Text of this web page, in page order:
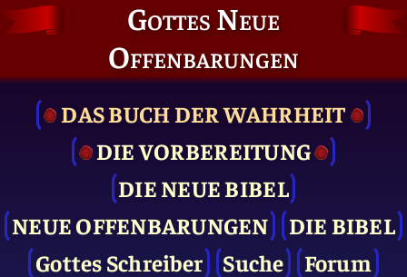
Gottes Neue
Offenbarungen
DAS BUCH DER WAHRHEIT
DIE VOR­BEREITUNG
DIE NEUE BIBEL
NEUE OFFENBARUNGEN
DIE BIBEL
Gottes Schreiber
Suche
Forum